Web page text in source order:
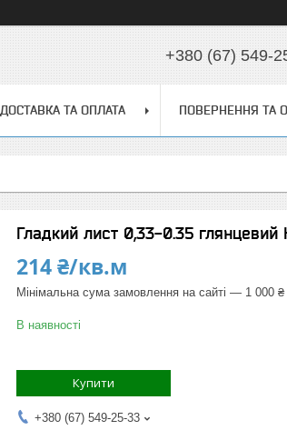
+380 (67) 549-
ДОСТАВКА ТА ОПЛАТА ПОВЕРНЕННЯ ТА
Гладкий лист 0,33-0.35 глянцевий
214 ₴/кв.м
Мінімальна сума замовлення на сайті — 1 000 ₴
В наявності
Купити
+380 (67) 549-25-33